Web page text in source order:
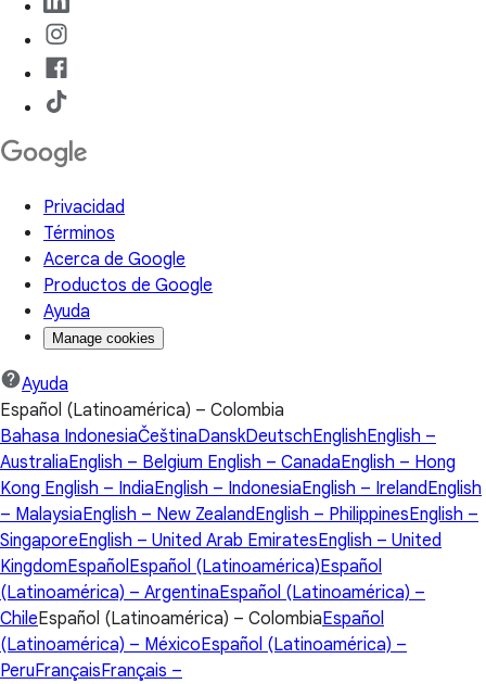
Privacidad
Términos
Acerca de Google
Productos de Google
Ayuda
Manage cookies
Ayuda
Español (Latinoamérica) – Colombia
Bahasa IndonesiaČeštinaDanskDeutschEnglishEnglish –
AustraliaEnglish – Belgium English – CanadaEnglish – Hong
Kong English – IndiaEnglish – IndonesiaEnglish – IrelandEnglish
– MalaysiaEnglish – New ZealandEnglish – PhilippinesEnglish –
SingaporeEnglish – United Arab EmiratesEnglish – United
KingdomEspañolEspañol (Latinoamérica)Español
(Latinoamérica) – ArgentinaEspañol (Latinoamérica) –
ChileEspañol (Latinoamérica) – ColombiaEspañol
(Latinoamérica) – MéxicoEspañol (Latinoamérica) –
PeruFrançaisFrançais –